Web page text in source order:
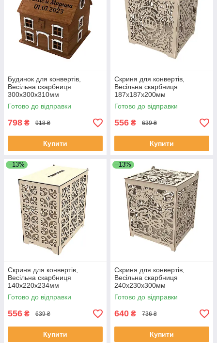
Будинок для конвертів,
Весільна скарбниця
300х300х310мм
Готово до відправки
798 ₴ 918 ₴
Купити
Скриня для конвертів,
Весільна скарбниця
187х187х200мм
Готово до відправки
556 ₴ 639 ₴
Купити
–13%
Скриня для конвертів,
Весільна скарбниця
140х220х234мм
Готово до відправки
556 ₴ 639 ₴
Купити
–13%
Скриня для конвертів,
Весільна скарбниця
240х230х300мм
Готово до відправки
640 ₴ 736 ₴
Купити